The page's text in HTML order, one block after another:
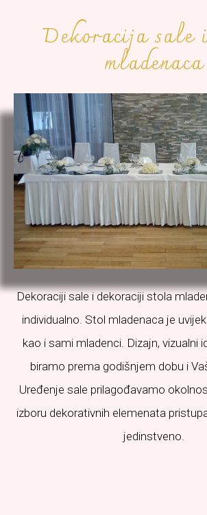
Dekoracija
mladenaca
Dekoraciji sale i dekoraciji stola
individualno. Stol mladenaca je
kao i sami mladenci. Dizajn, vizualni
biramo prema godišnjem dobu i
Uređenje sale prilagođavamo
izboru dekorativnih elemenata
jedinstveno.